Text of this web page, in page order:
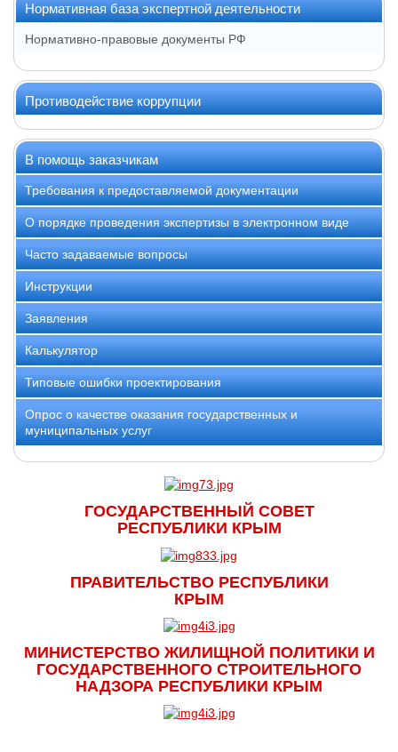
Нормативная база экспертной деятельности
Нормативно-правовые документы РФ
Противодействие коррупции
В помощь заказчикам
Требования к предоставляемой документации
О порядке проведения экспертизы в электронном виде
Часто задаваемые вопросы
Инструкции
Заявления
Калькулятор
Типовые ошибки проектирования
Опрос о качестве оказания государственных и
муниципальных услуг
ГОСУДАРСТВЕННЫЙ СОВЕТ
РЕСПУБЛИКИ КРЫМ
ПРАВИТЕЛЬСТВО РЕСПУБЛИКИ
КРЫМ
МИНИСТЕРСТВО ЖИЛИЩНОЙ ПОЛИТИКИ И
ГОСУДАРСТВЕННОГО СТРОИТЕЛЬНОГО
НАДЗОРА РЕСПУБЛИКИ КРЫМ